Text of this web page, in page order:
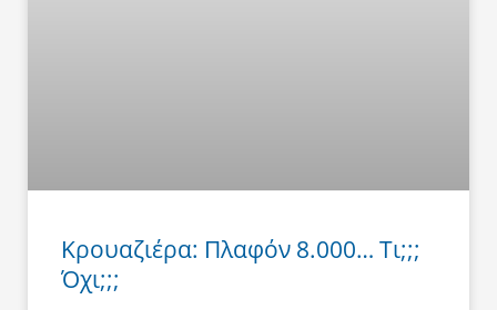
Κρουαζιέρα: Πλαφόν 8.000… Τι;;;
Όχι;;;